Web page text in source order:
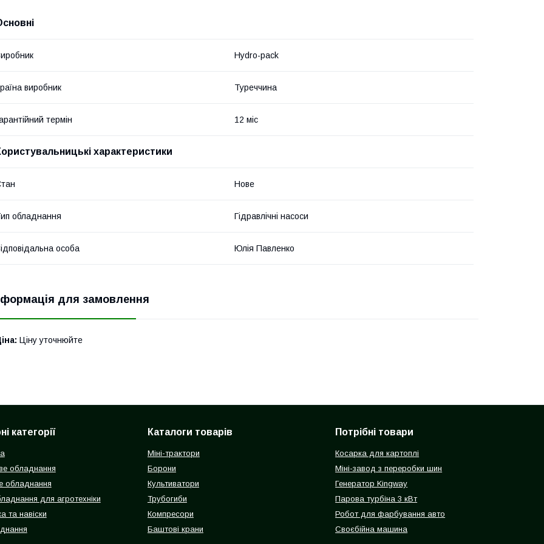
Hydro-pack
виробник Туреччина
термін 12 міс
характеристики
Нове
обладнання Гідравлічні насоси
особа Юлія Павленко
для замовлення
Ціну уточнюйте
категорії
обладнання
обладнання
для агротехніки
та навіски
Каталоги товарів
Міні-трактори
Борони
Культиватори
Трубогиби
Компресори
Баштові крани
Потрібні товари
Косарка для картоплі
Міні-завод з переробки шин
Генератор Kingway
Парова турбіна 3 кВт
Робот для фарбування авто
Своєбійна машина